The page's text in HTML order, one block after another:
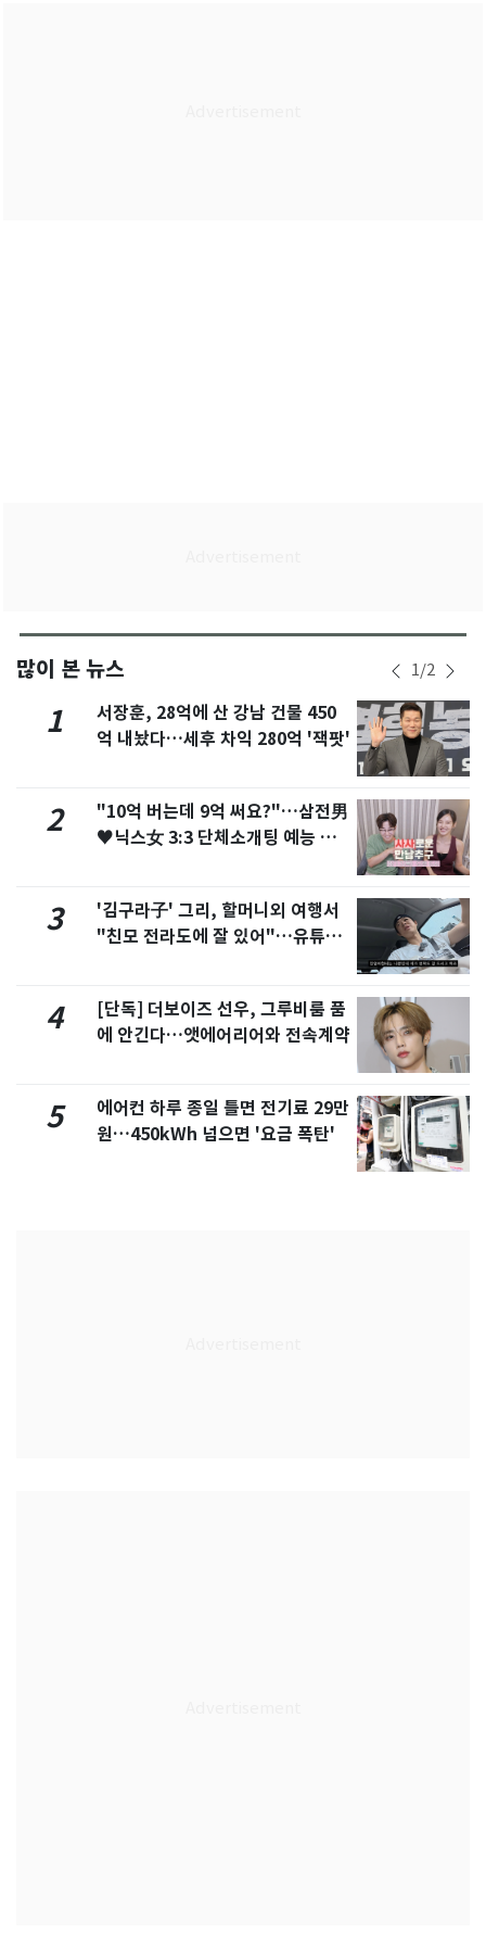
많이 본 뉴스 1/2
1
서장훈, 28억에 산 강남 건물 450
억 내놨다…세후 차익 280억 '잭팟'
2
"10억 버는데 9억 써요?"…삼전男
♥닉스女 3:3 단체소개팅 예능 화
3
'김구라子' 그리, 할머니외 여행서
"친모 전라도에 잘 있어"…유튜브
4
[단독] 더보이즈 선우, 그루비룸 품
에 안긴다…앳에어리어와 전속계약
5
에어컨 하루 종일 틀면 전기료 29만
원…450kWh 넘으면 '요금 폭탄'